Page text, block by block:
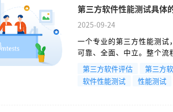
第三方软件性能测试具体
2025-09-24
一个专业的第三方性能测
可靠、全面、中立。整个流
目的和具体内容，为后续
第三方软件评估 第三方
软件性能测试
性能测试